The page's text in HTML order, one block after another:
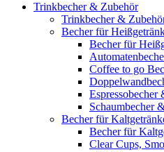
Trinkbecher & Zubehör
Trinkbecher &
Becher für
Becher für
Coffee to go
Espressobecher
Schaumbecher
Becher für
Becher für
Clear Cups,